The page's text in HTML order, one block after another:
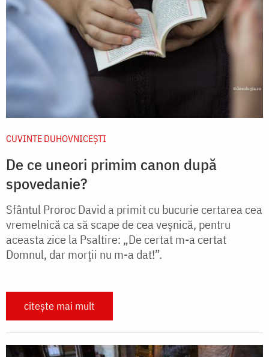
CUVINTE DUHOVNICEȘTI
De ce uneori primim canon după
spovedanie?
Sfântul Proroc David a primit cu bucurie certarea cea
vremelnică ca să scape de cea veşnică, pentru
aceasta zice la Psaltire: „De certat m-a certat
Domnul, dar morţii nu m-a dat!”.
citește mai mult